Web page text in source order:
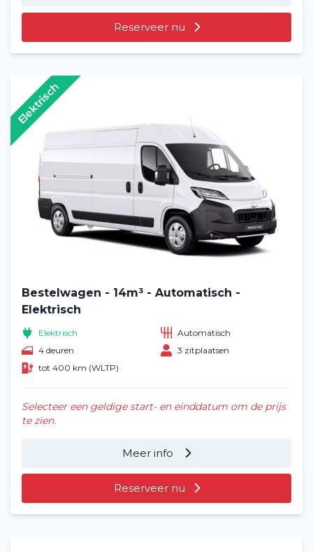
Reserveer nu
Bestelwagen - 14m³ - Automatisch -
Elektrisch
Elektrisch
Automatisch
4 deuren
3 zitplaatsen
tot 400 km (WLTP)
Selecteer een geldige start- en einddatum om de prijs
te zien.
Meer info
Reserveer nu
Elektrisch